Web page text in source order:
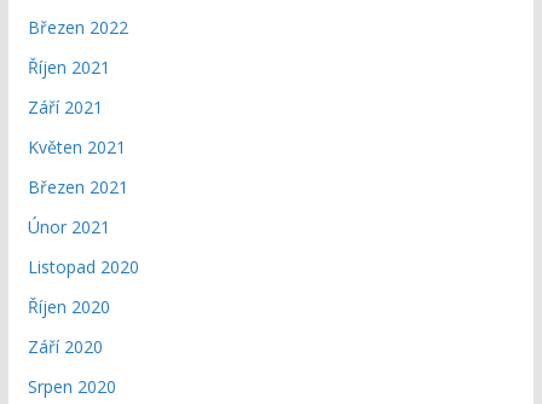
Březen 2022
Říjen 2021
Září 2021
Květen 2021
Březen 2021
Únor 2021
Listopad 2020
Říjen 2020
Září 2020
Srpen 2020